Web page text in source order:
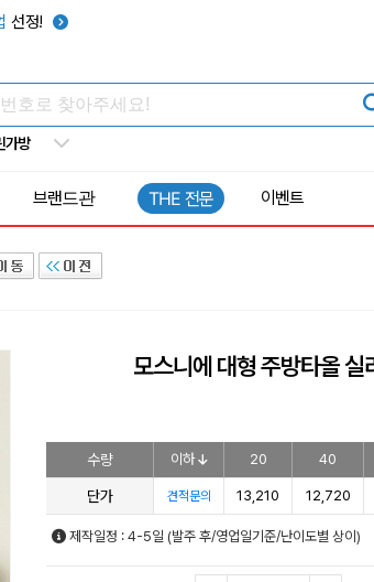
선정!
가방
브랜드관 THE 전문 이벤트
모스니에 대형 주방타올
수량 이하 20 40
단가 견적문의 13,210 12,720
제작일정 : 4-5일 (발주 후/영업일기준/난이도별 상이)